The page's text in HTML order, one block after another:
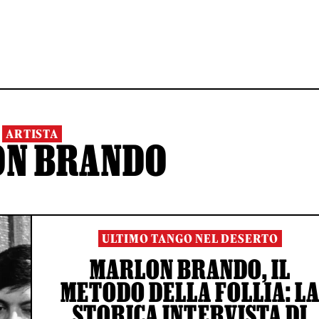
ARTISTA
BRANDO
ULTIMO TANGO NEL DESERTO
MARLON BRANDO, IL
METODO DELLA FOLLIA: